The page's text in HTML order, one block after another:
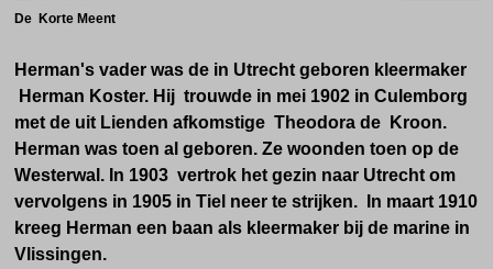
De Korte Meent
Herman's vader was de in Utrecht geboren kleermaker
Herman Koster. Hij trouwde in mei 1902 in Culemborg
met de uit Lienden afkomstige Theodora de Kroon.
Herman was toen al geboren. Ze woonden toen op de
Westerwal. In 1903 vertrok het gezin naar Utrecht om
vervolgens in 1905 in Tiel neer te strijken. In maart 1910
kreeg Herman een baan als kleermaker bij de marine in
Vlissingen.